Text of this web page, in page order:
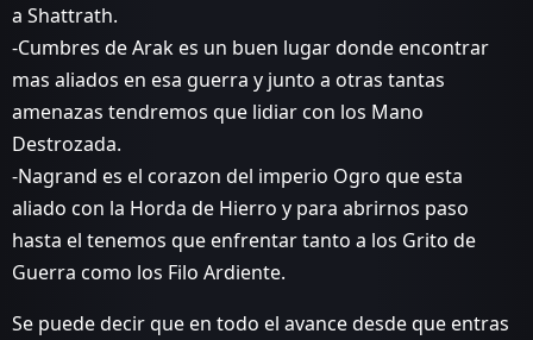
a Shattrath.
-Cumbres de Arak es un buen lugar donde encontrar
mas aliados en esa guerra y junto a otras tantas
amenazas tendremos que lidiar con los Mano
Destrozada.
-Nagrand es el corazon del imperio Ogro que esta
aliado con la Horda de Hierro y para abrirnos paso
hasta el tenemos que enfrentar tanto a los Grito de
Guerra como los Filo Ardiente.
Se puede decir que en todo el avance desde que entras